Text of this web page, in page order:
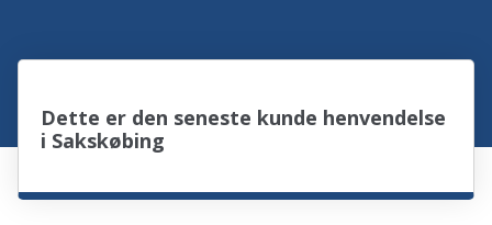
Dette er den seneste kunde henvendelse
i Sakskøbing